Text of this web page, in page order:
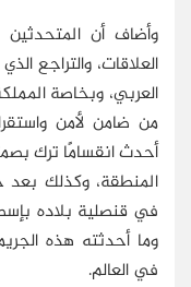
وأضاف أن المتحدثين
العلاقات، والتراجع
العربي، وبخاصة
من ضامن لأمن
أحدث انقسامًا ترك
المنطقة، وكذلك
وما أحدثته هذه
في العالم.